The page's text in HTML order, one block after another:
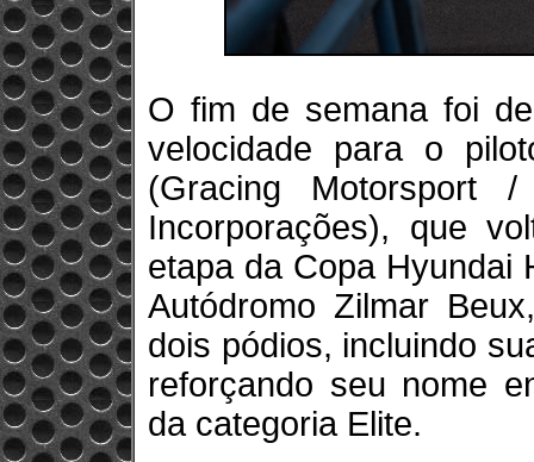
O fim de semana foi
velocidade para o
(Gracing Motorsport
Incorporações), que
etapa da Copa Hyundai
Autódromo Zilmar
dois pódios, incluindo
reforçando seu nome
da categoria Elite.